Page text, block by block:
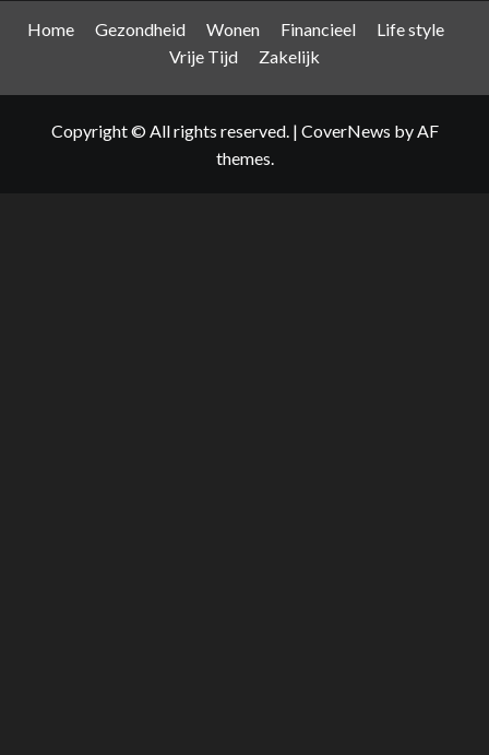
Home Gezondheid Wonen Financieel
Life style
Vrije Tijd
Zakelijk
Copyright © All rights reserved. | CoverNews by AF
themes.